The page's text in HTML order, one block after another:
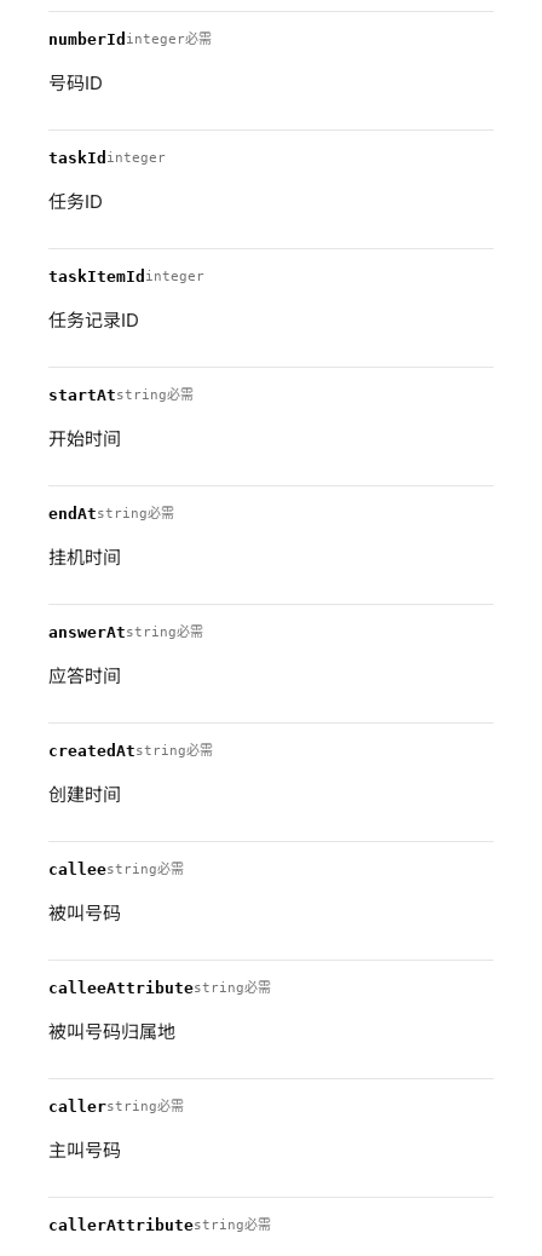
numberId integer必需
号码ID
taskId integer
任务ID
taskItemId integer
任务记录ID
startAtstring必需
开始时间
endAtstring必需
挂机时间
answerAtstring必需
应答时间
createdAtstring必需
创建时间
calleestring必需
被叫号码
calleeAttributestring必需
被叫号码归属地
callerstring必需
主叫号码
callerAttributestring必需